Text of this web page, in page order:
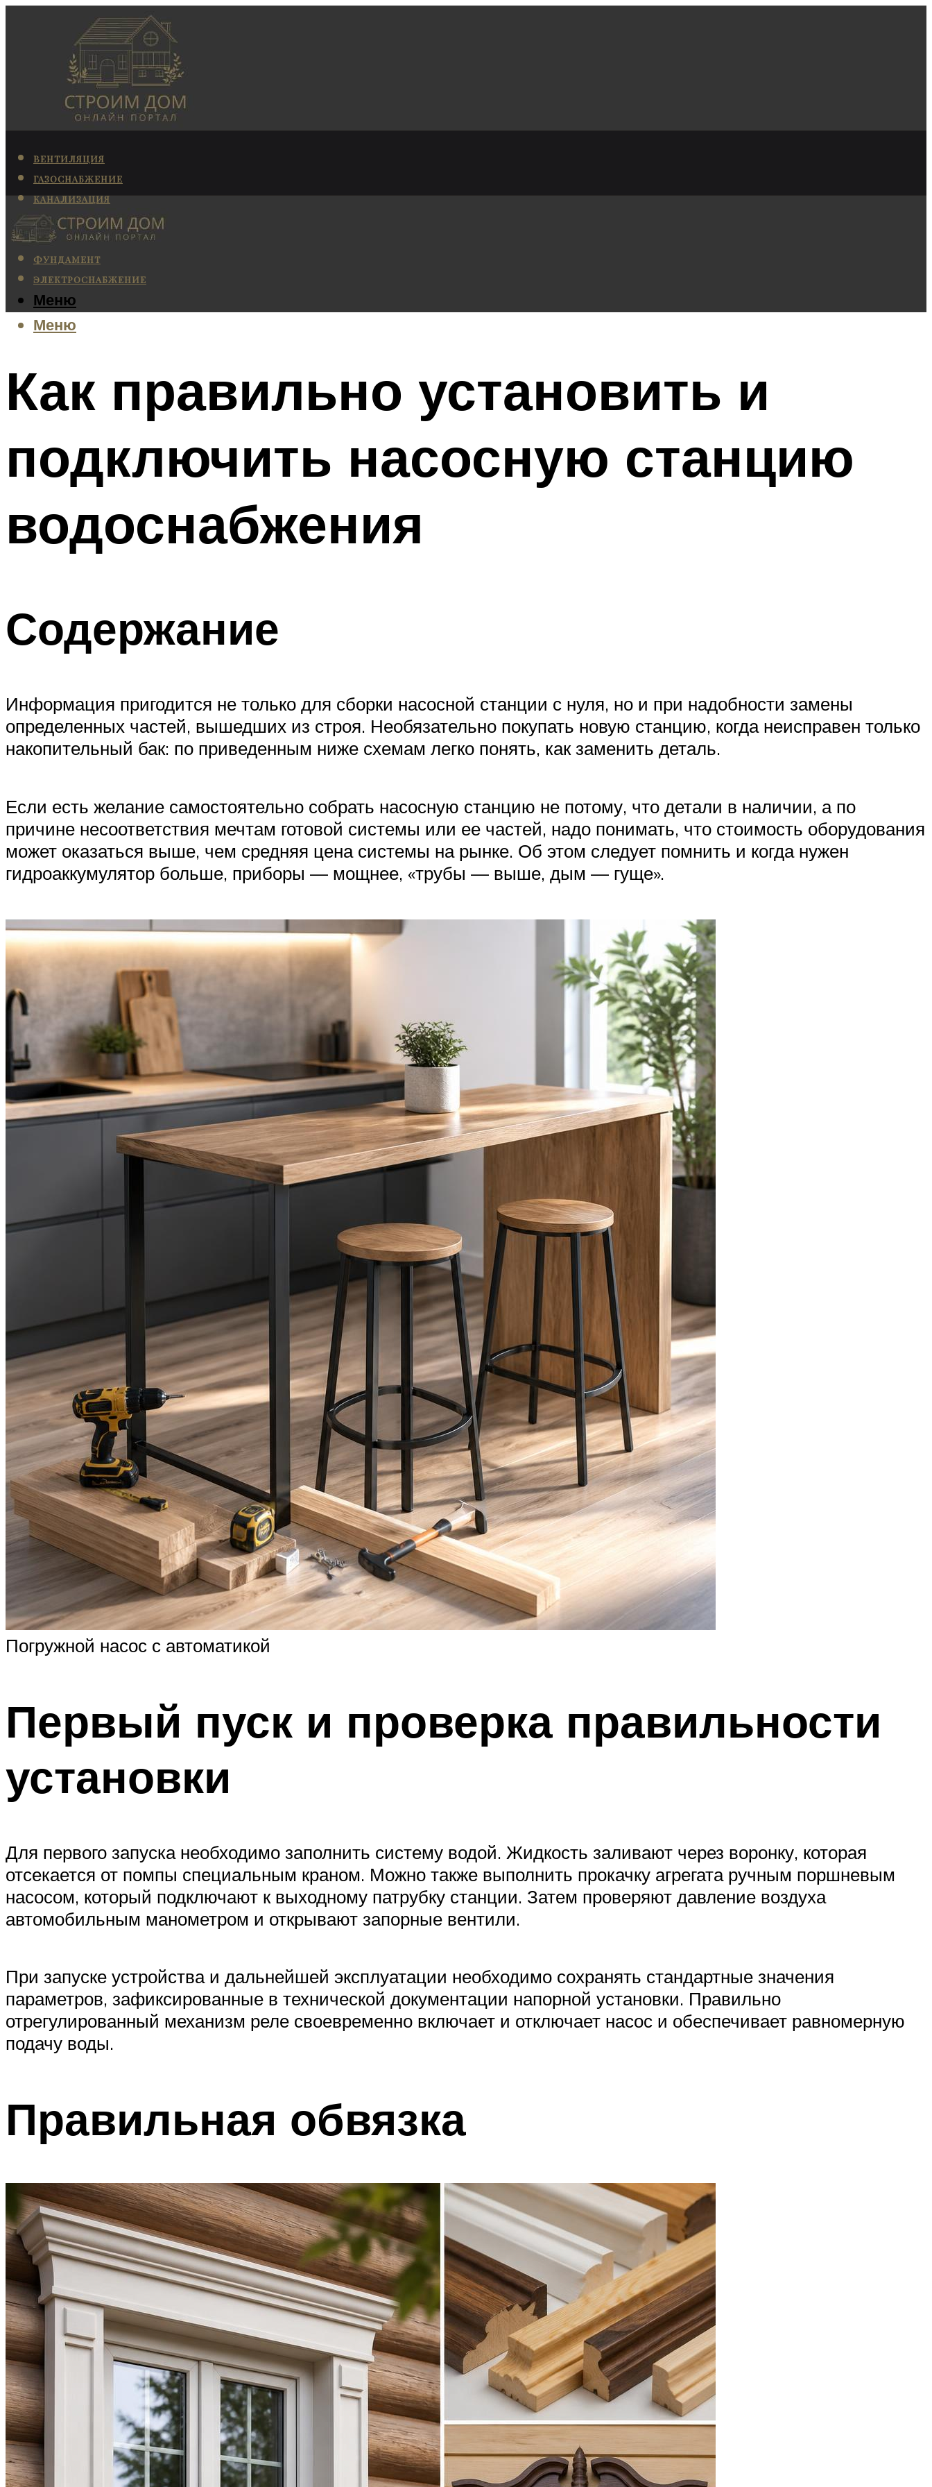
ВЕНТИЛЯЦИЯ
ГАЗОСНАБЖЕНИЕ
КАНАЛИЗАЦИЯ
КОНДИЦИОНИРОВАНИЕ
ОТОПЛЕНИЕ
ФУНДАМЕНТ
ЭЛЕКТРОСНАБЖЕНИЕ
Меню
Меню
Как правильно установить и
подключить насосную станцию
водоснабжения
Содержание
Информация пригодится не только для сборки насосной станции с нуля, но и при надобности замены
определенных частей, вышедших из строя. Необязательно покупать новую станцию, когда неисправен только
накопительный бак: по приведенным ниже схемам легко понять, как заменить деталь.
Если есть желание самостоятельно собрать насосную станцию не потому, что детали в наличии, а по
причине несоответствия мечтам готовой системы или ее частей, надо понимать, что стоимость оборудования
может оказаться выше, чем средняя цена системы на рынке. Об этом следует помнить и когда нужен
гидроаккумулятор больше, приборы — мощнее, «трубы — выше, дым — гуще».
Погружной насос с автоматикой
Первый пуск и проверка правильности
установки
Для первого запуска необходимо заполнить систему водой. Жидкость заливают через воронку, которая
отсекается от помпы специальным краном. Можно также выполнить прокачку агрегата ручным поршневым
насосом, который подключают к выходному патрубку станции. Затем проверяют давление воздуха
автомобильным манометром и открывают запорные вентили.
При запуске устройства и дальнейшей эксплуатации необходимо сохранять стандартные значения
параметров, зафиксированные в технической документации напорной установки. Правильно
отрегулированный механизм реле своевременно включает и отключает насос и обеспечивает равномерную
подачу воды.
Правильная обвязка